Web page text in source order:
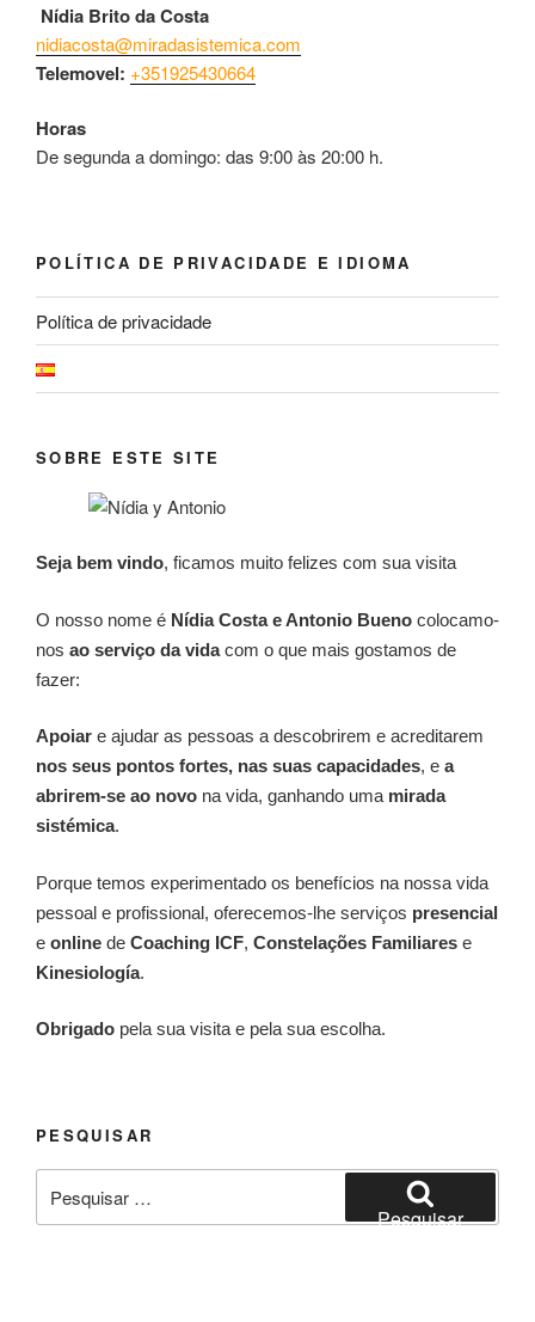
Nídia Brito da Costa
nidiacosta@miradasistemica.com
Telemovel: +351925430664
Horas
De segunda a domingo: das 9:00 às 20:00 h.
POLÍTICA DE PRIVACIDADE E IDIOMA
Política de privacidade
SOBRE ESTE SITE
Seja bem vindo, ficamos muito felizes com sua visita
O nosso nome é Nídia Costa e Antonio Bueno colocamo-
nos ao serviço da vidacom o que mais gostamos de
fazer:
Apoiar e ajudar as pessoas a descobrirem e acreditarem
nos seus pontos fortes, nas suas capacidades, e a
abrirem-se ao novo na vida, ganhando uma mirada
sistémica.
Porque temos experimentado os benefícios na nossa vida
pessoal e profissional, oferecemos-lhe serviços presencial
e online de Coaching ICF, Constelações Familiares e
Kinesiología.
Obrigado pela sua visita e pela sua escolha.
PESQUISAR
por:
Pesquisar